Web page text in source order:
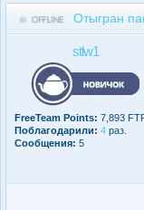
Отыгран
stlw1
FreeTeam Points: 7,893
Поблагодарили: 4 раз.
Сообщения: 5